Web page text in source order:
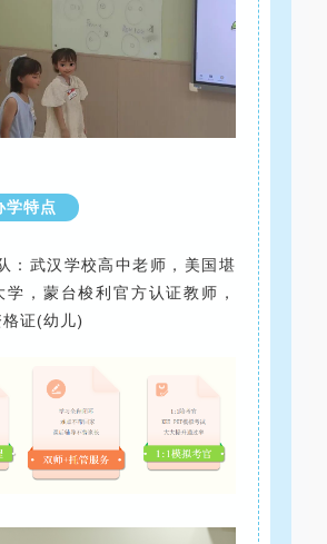
学特点
：武汉学校高中老师，美国堪
学，蒙台梭利官方认证教师，
格证(幼儿)